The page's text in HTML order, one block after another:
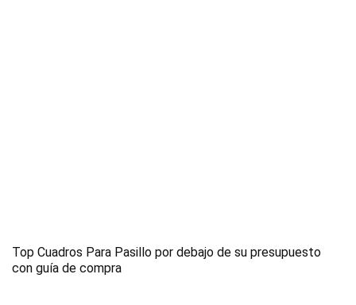
Top Cuadros Para Pasillo por debajo de su presupuesto
con guía de compra